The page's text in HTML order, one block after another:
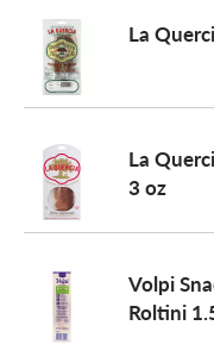
l
e
n
La
La
3 oz
Volpi
Roltini